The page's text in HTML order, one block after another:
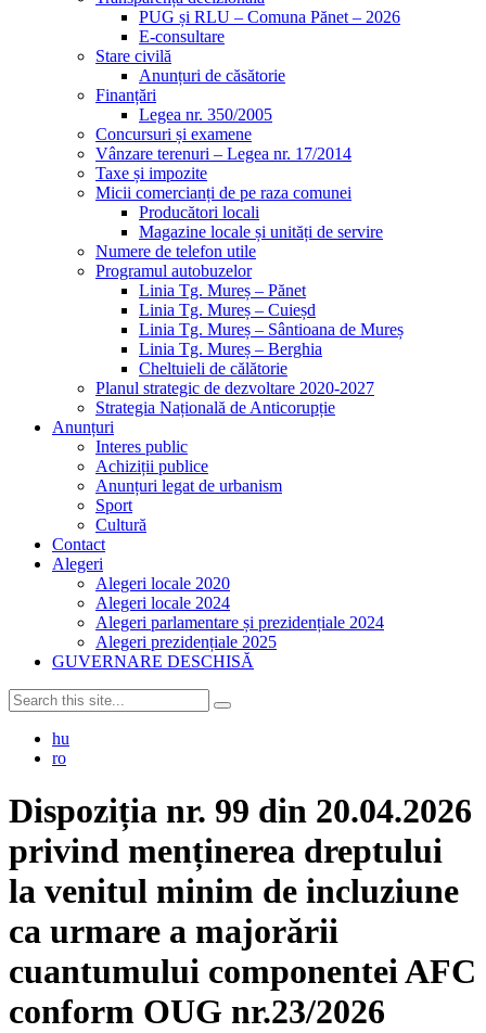
PUG și RLU – Comuna Pănet – 2026
E-consultare
Stare civilă
Anunțuri de căsătorie
Finanțări
Legea nr. 350/2005
Concursuri și examene
Vânzare terenuri – Legea nr. 17/2014
Taxe și impozite
Micii comercianți de pe raza comunei
Producători locali
Magazine locale și unități de servire
Numere de telefon utile
Programul autobuzelor
Linia Tg. Mureș – Pănet
Linia Tg. Mureș – Cuieșd
Linia Tg. Mureș – Sântioana de Mureș
Linia Tg. Mureș – Berghia
Cheltuieli de călătorie
Planul strategic de dezvoltare 2020-2027
Strategia Națională de Anticorupție
Anunțuri
Interes public
Achiziții publice
Anunțuri legat de urbanism
Sport
Cultură
Contact
Alegeri
Alegeri locale 2020
Alegeri locale 2024
Alegeri parlamentare și prezidențiale 2024
Alegeri prezidențiale 2025
GUVERNARE DESCHISĂ
hu
ro
Dispoziția nr. 99 din 20.04.2026
privind menținerea dreptului
la venitul minim de incluziune
ca urmare a majorării
cuantumului componentei AFC
conform OUG nr.23/2026